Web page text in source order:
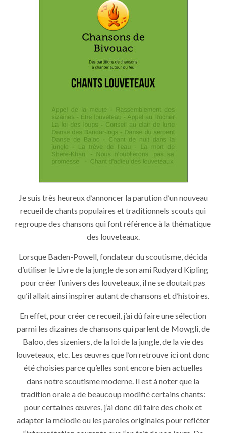
Je suis très heureux d’annoncer la parution d’un nouveau
recueil de chants populaires et traditionnels scouts qui
regroupe des chansons qui font référence à la thématique
des louveteaux.
Lorsque Baden-Powell, fondateur du scoutisme, décida
d’utiliser le Livre de la jungle de son ami Rudyard Kipling
pour créer l’univers des louveteaux, il ne se doutait pas
qu’il allait ainsi inspirer autant de chansons et d’histoires.
En effet, pour créer ce recueil, j’ai dû faire une sélection
parmi les dizaines de chansons qui parlent de Mowgli, de
Baloo, des sizeniers, de la loi de la jungle, de la vie des
louveteaux, etc. Les œuvres que l’on retrouve ici ont donc
été choisies parce qu’elles sont encore bien actuelles
dans notre scoutisme moderne. Il est à noter que la
tradition orale a de beaucoup modifié certains chants:
pour certaines œuvres, j’ai donc dû faire des choix et
adapter la mélodie ou les paroles originales pour refléter